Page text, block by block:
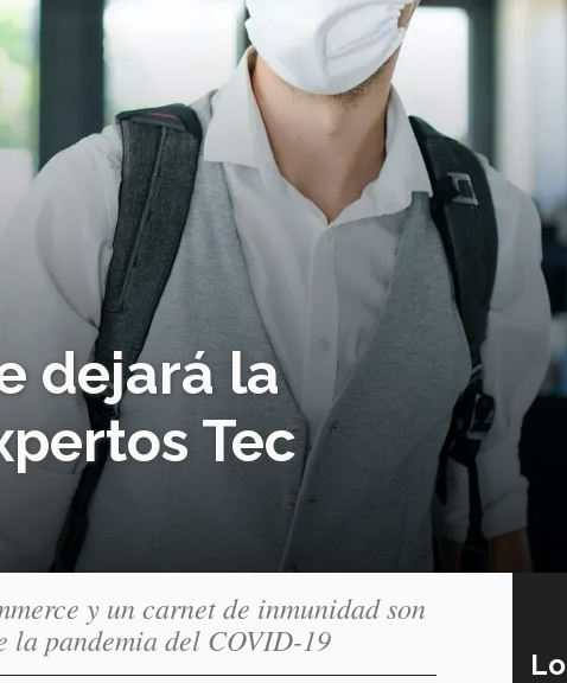
dejará la
Tec
y un carnet de inmunidad son
la pandemia del COVID-19